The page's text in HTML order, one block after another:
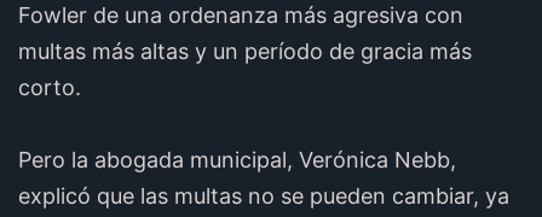
Fowler de una ordenanza más agresiva con
multas más altas y un período de gracia más
corto.
Pero la abogada municipal, Verónica Nebb,
explicó que las multas no se pueden cambiar, ya